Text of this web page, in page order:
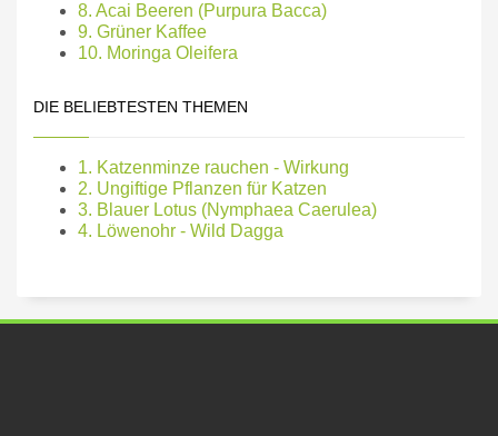
8. Acai Beeren (Purpura Bacca)
9. Grüner Kaffee
10. Moringa Oleifera
DIE BELIEBTESTEN THEMEN
1. Katzenminze rauchen - Wirkung
2. Ungiftige Pflanzen für Katzen
3. Blauer Lotus (Nymphaea Caerulea)
4. Löwenohr - Wild Dagga